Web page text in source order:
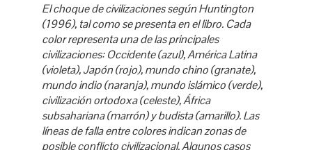
El choque de civilizaciones según Huntington
(1996), tal como se presenta en el libro. Cada
color representa una de las principales
civilizaciones: Occidente (azul), América Latina
(violeta), Japón (rojo), mundo chino (granate),
mundo indio (naranja), mundo islámico (verde),
civilización ortodoxa (celeste), África
subsahariana (marrón) y budista (amarillo). Las
líneas de falla entre colores indican zonas de
posible conflicto civilizacional. Algunos casos